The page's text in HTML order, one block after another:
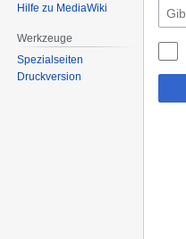
Hilfe zu MediaWiki
Werkzeuge
Spezialseiten
Druckversion